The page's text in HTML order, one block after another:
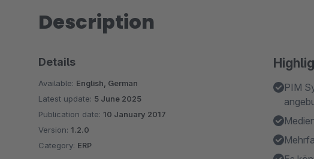
Description
PIM
Details
Available: English, German
Latest update: 5 June 2025
Publication date: 10 January 2017
Version: 1.2.0
Category: ERP